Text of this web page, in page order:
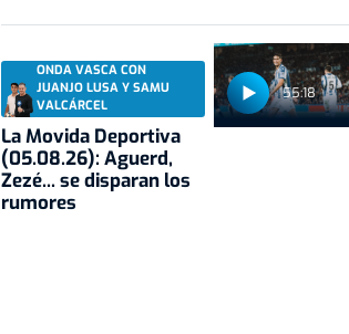
55:18
ONDA VASCA CON
JUANJO LUSA Y SAMU
VALCÁRCEL
La Movida Deportiva
(05.08.26): Aguerd,
Zezé... se disparan los
rumores